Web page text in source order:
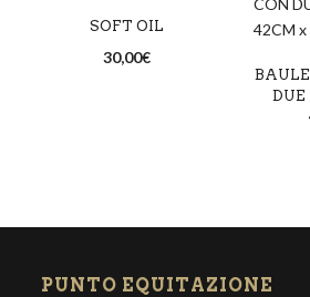
SOFT OIL
30,00€
DUE
PUNTO EQUITAZIONE